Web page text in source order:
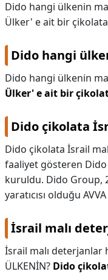
İLETİŞİM
Dido hangi ülkenin
Ülker' e ait bir çikolata
Dido hangi
Dido hangi ülkenin
Ülker' e ait bir
Dido çikolata
Dido çikolata İsrail
faaliyet gösteren Dido
kuruldu. Dido Group,
yaratıcısı olduğu
İsrail malı
İsrail malı deterjanlar
ÜLKENİN? Dido